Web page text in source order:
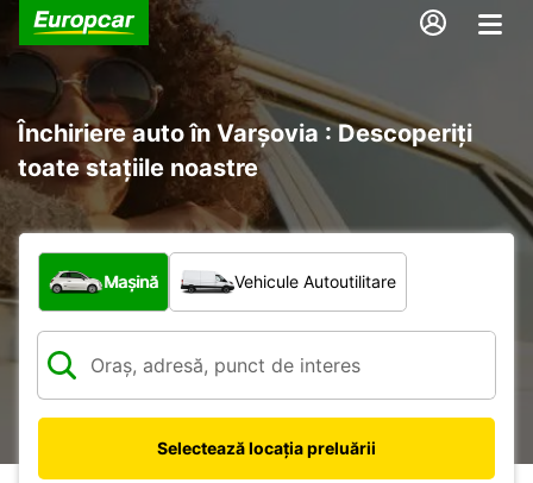
Închiriere auto în Varșovia : Descoperiți
toate stațiile noastre
Ce tip de vehicul?
Mașină Vehicule Autoutilitare
Selectează locația preluării